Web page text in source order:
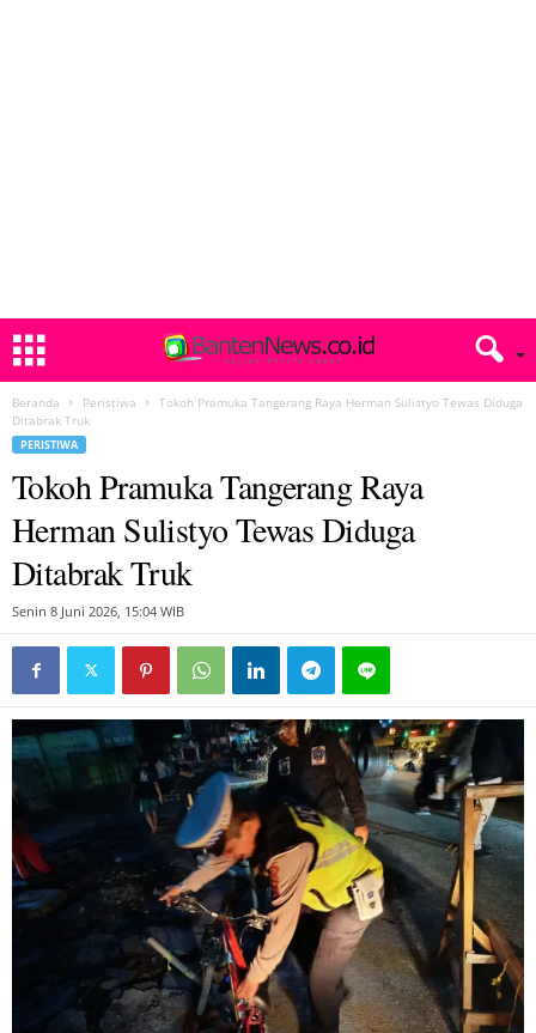
Beranda Peristiwa
Tokoh Pramuka Tangerang Raya Herman Sulistyo Tewas Diduga
Ditabrak Truk
PERISTIWA
Tokoh Pramuka Tangerang Raya
Herman Sulistyo Tewas Diduga
Ditabrak Truk
Senin 8 Juni 2026, 15:04 WIB